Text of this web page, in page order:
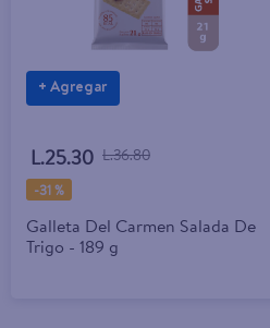
+ Agregar
L.25.30 L.36.80
-31 %
Galleta Del Carmen Salada De
Trigo - 189 g